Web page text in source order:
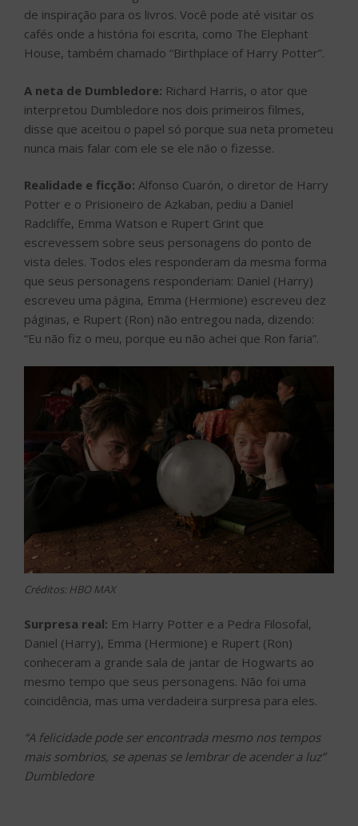
de inspiração para os livros. Você pode até visitar os
cafés onde a história foi escrita, como The Elephant
House, também chamado “Birthplace of Harry Potter”.
A neta de Dumbledore: Richard Harris, o ator que
interpretou Dumbledore nos dois primeiros filmes,
disse que aceitou o papel só porque sua neta prometeu
nunca mais falar com ele se ele não o fizesse.
Realidade e ficção: Alfonso Cuarón, o diretor de Harry
Potter e o Prisioneiro de Azkaban, pediu a Daniel
Radcliffe, Emma Watson e Rupert Grint que
escrevessem sobre seus personagens do ponto de
vista deles. Todos eles responderam da mesma forma
que seus personagens responderiam: Daniel (Harry)
escreveu uma página, Emma (Hermione) escreveu dez
páginas, e Rupert (Ron) não entregou nada, dizendo:
“Eu não fiz o meu, porque eu não achei que Ron faria”.
Créditos: HBO MAX
Surpresa real: Em Harry Potter e a Pedra Filosofal,
Daniel (Harry), Emma (Hermione) e Rupert (Ron)
conheceram a grande sala de jantar de Hogwarts ao
mesmo tempo que seus personagens. Não foi uma
coincidência, mas uma verdadeira surpresa para eles.
“A felicidade pode ser encontrada mesmo nos tempos
mais sombrios, se apenas se lembrar de acender a luz”
Dumbledore